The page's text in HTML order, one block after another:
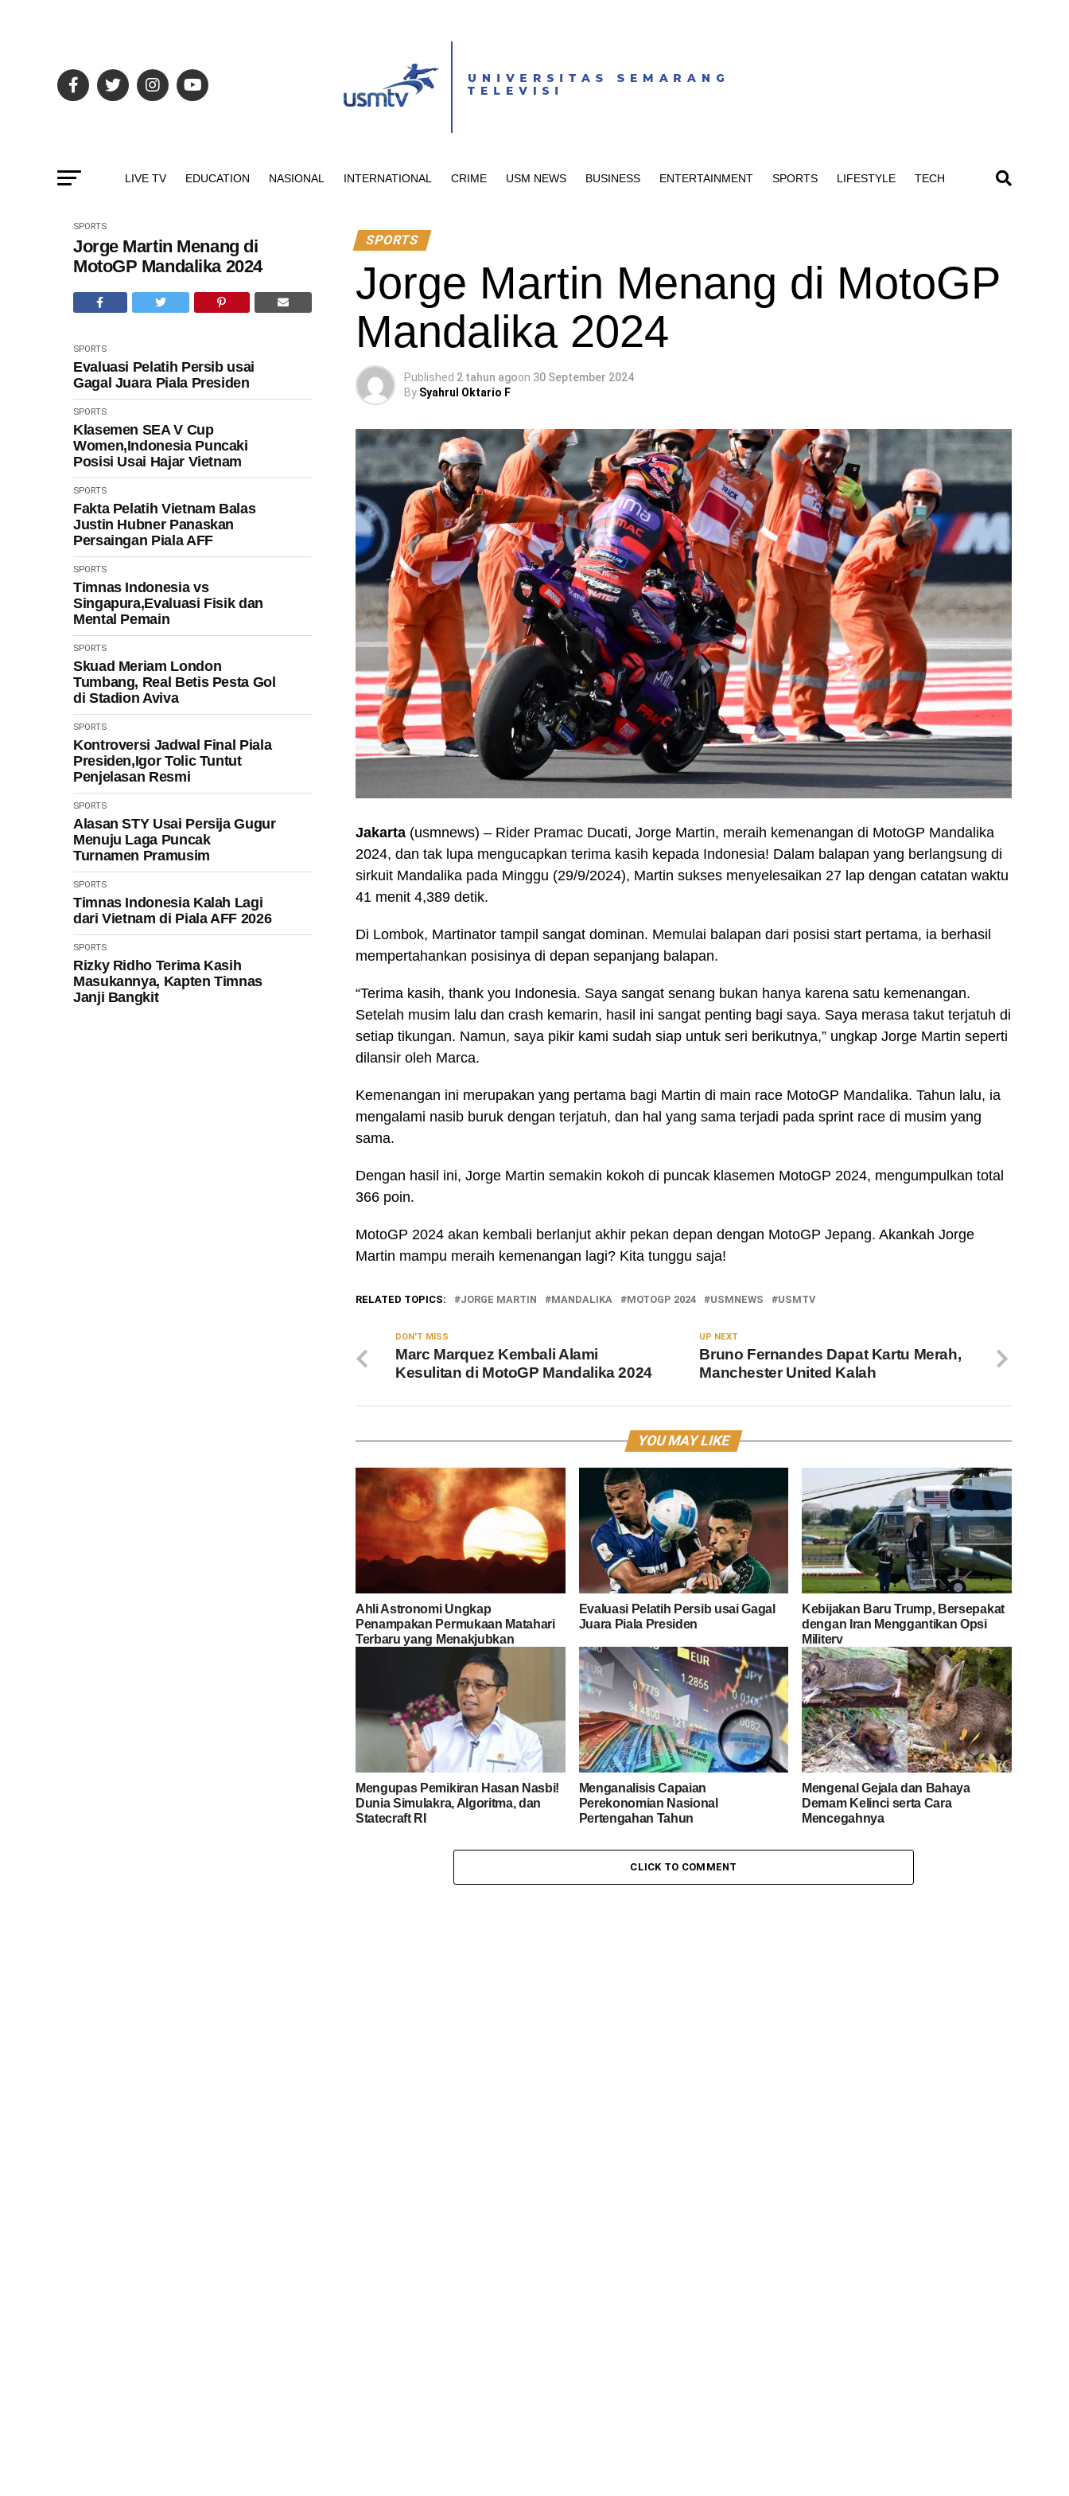
LIVE TV EDUCATION NASIONAL INTERNATIONAL CRIME USM NEWS BUSINESS ENTERTAINMENT SPORTS LIFESTYLE TECH
SPORTS
Jorge Martin Menang di
MotoGP Mandalika 2024
SPORTS
Evaluasi Pelatih Persib usai
Gagal Juara Piala Presiden
SPORTS
Klasemen SEA V Cup
Women,Indonesia Puncaki
Posisi Usai Hajar Vietnam
SPORTS
Fakta Pelatih Vietnam Balas
Justin Hubner Panaskan
Persaingan Piala AFF
SPORTS
Timnas Indonesia vs
Singapura,Evaluasi Fisik dan
Mental Pemain
SPORTS
Skuad Meriam London
Tumbang, Real Betis Pesta Gol
di Stadion Aviva
SPORTS
Kontroversi Jadwal Final Piala
Presiden,Igor Tolic Tuntut
Penjelasan Resmi
SPORTS
Alasan STY Usai Persija Gugur
Menuju Laga Puncak
Turnamen Pramusim
SPORTS
Timnas Indonesia Kalah Lagi
dari Vietnam di Piala AFF 2026
SPORTS
Rizky Ridho Terima Kasih
Masukannya, Kapten Timnas
Janji Bangkit
SPORTS
Jorge Martin Menang di MotoGP
Mandalika 2024
Published 2 tahun agoon 30 September 2024
By Syahrul Oktario F
Jakarta (usmnews) – Rider Pramac Ducati, Jorge Martin, meraih kemenangan di MotoGP Mandalika
2024, dan tak lupa mengucapkan terima kasih kepada Indonesia! Dalam balapan yang berlangsung di
sirkuit Mandalika pada Minggu (29/9/2024), Martin sukses menyelesaikan 27 lap dengan catatan waktu
41 menit 4,389 detik.
Di Lombok, Martinator tampil sangat dominan. Memulai balapan dari posisi start pertama, ia berhasil
mempertahankan posisinya di depan sepanjang balapan.
“Terima kasih, thank you Indonesia. Saya sangat senang bukan hanya karena satu kemenangan.
Setelah musim lalu dan crash kemarin, hasil ini sangat penting bagi saya. Saya merasa takut terjatuh di
setiap tikungan. Namun, saya pikir kami sudah siap untuk seri berikutnya,” ungkap Jorge Martin seperti
dilansir oleh Marca.
Kemenangan ini merupakan yang pertama bagi Martin di main race MotoGP Mandalika. Tahun lalu, ia
mengalami nasib buruk dengan terjatuh, dan hal yang sama terjadi pada sprint race di musim yang
sama.
Dengan hasil ini, Jorge Martin semakin kokoh di puncak klasemen MotoGP 2024, mengumpulkan total
366 poin.
MotoGP 2024 akan kembali berlanjut akhir pekan depan dengan MotoGP Jepang. Akankah Jorge
Martin mampu meraih kemenangan lagi? Kita tunggu saja!
RELATED TOPICS: JORGE MARTIN MANDALIKA MOTOGP 2024 USMNEWS USMTV
UP NEXT
Bruno Fernandes Dapat Kartu Merah,
Manchester United Kalah
DON'T MISS
Marc Marquez Kembali Alami
Kesulitan di MotoGP Mandalika 2024
YOU MAY LIKE
Ahli Astronomi Ungkap
Penampakan Permukaan Matahari
Terbaru yang Menakjubkan
Evaluasi Pelatih Persib usai Gagal
Juara Piala Presiden
Kebijakan Baru Trump, Bersepakat
dengan Iran Menggantikan Opsi
Militerv
Mengupas Pemikiran Hasan Nasbi!
Dunia Simulakra, Algoritma, dan
Statecraft RI
Menganalisis Capaian
Perekonomian Nasional
Pertengahan Tahun
Mengenal Gejala dan Bahaya
Demam Kelinci serta Cara
Mencegahnya
CLICK TO COMMENT